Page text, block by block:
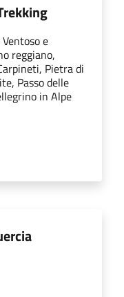
e
reggiano,
Pietra di
Passo delle
in Alpe